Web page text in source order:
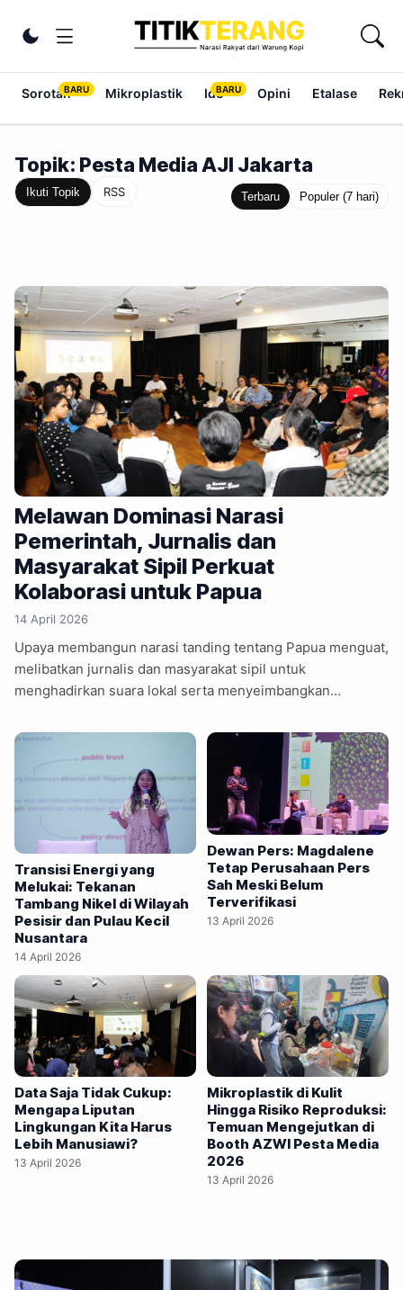
Ubah tema
Sorotan Mikroplastik Ide Opini Etalase
Topik: Pesta Media AJI Jakarta
Ikuti Topik RSS Terbaru Populer (7 hari)
Melawan Dominasi Narasi
Pemerintah, Jurnalis dan
Masyarakat Sipil Perkuat
Kolaborasi untuk Papua
14 April 2026
Upaya membangun narasi tanding tentang Papua menguat,
melibatkan jurnalis dan masyarakat sipil untuk
menghadirkan suara lokal serta menyeimbangkan
Kolaborasi antara media dan masyarakat sipil mengemuka
sebagai kebutuhan mendesak dalam memperkaya
pemberitaan tentang Papua. Jurnalis Tempo, Agoeng
Wijaya menyebut, luasnya wilayah Papua serta
keterbatasan pemahaman media luar menjadi tantangan
utama dalam menghadirkan liputan yang utuh. “Kita
sedang menghadapi kolaborasi besar sehingga kita
sebagai bagian dari masyarakat sipil, entah itu organisasi
atau profesi pers, perlu berkolaborasi,” kata Agoeng dalam
diskusi yang digelar di acara Pesta Media 2026, Aliansi
Jurnalis Independen (AJI) Jakarta, Ahad, (12/4/2026)
Menurut dia, kerjasama…
Transisi Energi yang
Melukai: Tekanan
Tambang Nikel di Wilayah
Pesisir dan Pulau Kecil
Nusantara
14 April 2026
Dewan Pers: Magdalene
Tetap Perusahaan Pers
Sah Meski Belum
Terverifikasi
13 April 2026
Data Saja Tidak Cukup:
Mengapa Liputan
Lingkungan Kita Harus
Lebih Manusiawi?
13 April 2026
Mikroplastik di Kulit
Hingga Risiko Reproduksi:
Temuan Mengejutkan di
Booth AZWI Pesta Media
2026
13 April 2026